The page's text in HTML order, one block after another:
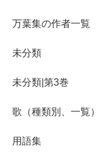
万葉集の作者一覧
未分類
未分類|第3巻
歌（種類別、一覧）
用語集